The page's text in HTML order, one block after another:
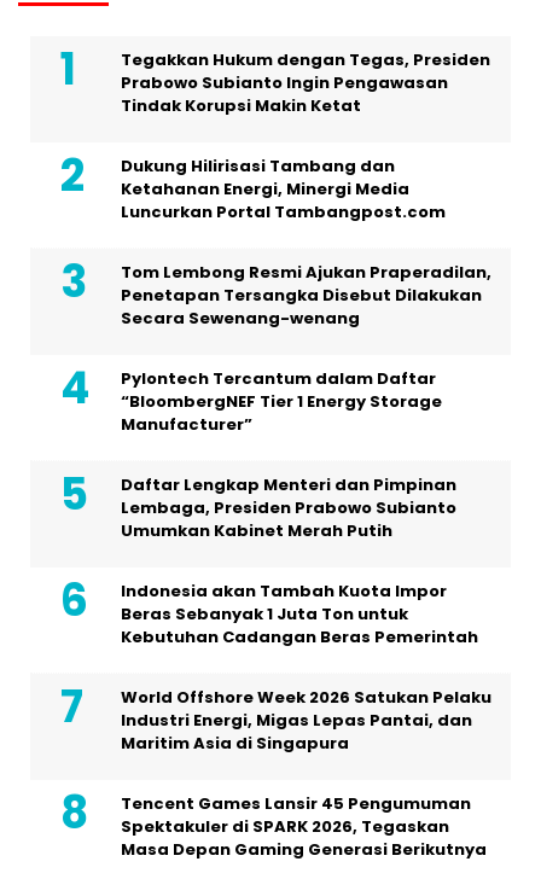
Tegakkan Hukum dengan Tegas, Presiden
Prabowo Subianto Ingin Pengawasan
Tindak Korupsi Makin Ketat
Dukung Hilirisasi Tambang dan
Ketahanan Energi, Minergi Media
Luncurkan Portal Tambangpost.com
Tom Lembong Resmi Ajukan Praperadilan,
Penetapan Tersangka Disebut Dilakukan
Secara Sewenang-wenang
Pylontech Tercantum dalam Daftar
“BloombergNEF Tier 1 Energy Storage
Manufacturer”
Daftar Lengkap Menteri dan Pimpinan
Lembaga, Presiden Prabowo Subianto
Umumkan Kabinet Merah Putih
Indonesia akan Tambah Kuota Impor
Beras Sebanyak 1 Juta Ton untuk
Kebutuhan Cadangan Beras Pemerintah
World Offshore Week 2026 Satukan Pelaku
Industri Energi, Migas Lepas Pantai, dan
Maritim Asia di Singapura
Tencent Games Lansir 45 Pengumuman
Spektakuler di SPARK 2026, Tegaskan
Masa Depan Gaming Generasi Berikutnya